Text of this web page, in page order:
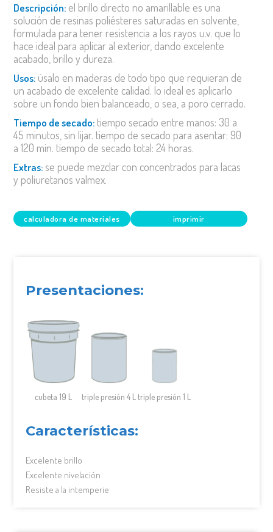
descripción: el brillo directo no amarillable es una
solución de resinas poliésteres saturadas en solvente,
formulada para tener resistencia a los rayos u.v. que lo
hace ideal para aplicar al exterior, dando excelente
acabado, brillo y dureza.
usos: úsalo en maderas de todo tipo que requieran de
un acabado de excelente calidad. lo ideal es aplicarlo
sobre un fondo bien balanceado, o sea, a poro cerrado.
tiempo de secado: tiempo secado entre manos: 30 a
45 minutos, sin lijar. tiempo de secado para asentar: 90
a 120 min. tiempo de secado total: 24 horas.
extras:se puede mezclar con concentrados para lacas
y poliuretanos valmex.
calculadora de materiales imprimir
Presentaciones:
cubeta 19 L triple presión 4 L triple presión 1 L
Características:
Excelente brillo
Excelente nivelación
Resiste a la intemperie